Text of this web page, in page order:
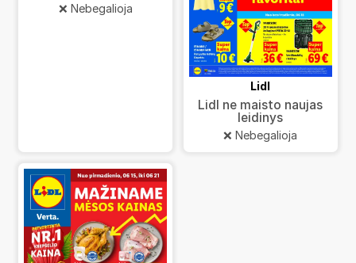
❌ Nebegalioja
Lidl
Lidl ne maisto naujas
leidinys
❌ Nebegalioja